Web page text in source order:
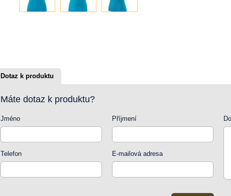
Dotaz k produktu
Máte dotaz k produktu?
Jméno
Telefon
Příjmení
E-mailová adresa